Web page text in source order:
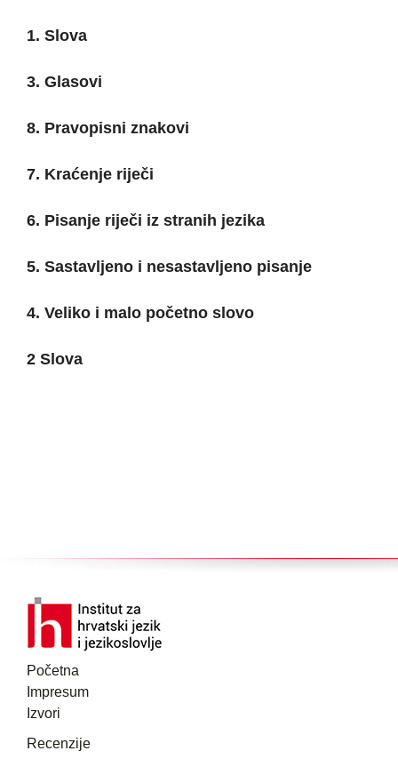
1. Slova
3. Glasovi
8. Pravopisni znakovi
7. Kraćenje riječi
6. Pisanje riječi iz stranih jezika
5. Sastavljeno i nesastavljeno pisanje
4. Veliko i malo početno slovo
2 Slova
Početna
Impresum
Izvori
Recenzije